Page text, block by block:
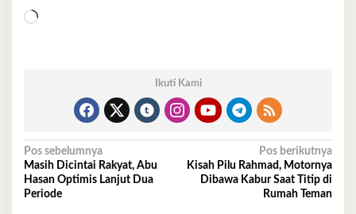
Memuat...
Ikuti Kami
Navigasi
pos
Pos sebelumnya
Masih Dicintai Rakyat, Abu
Hasan Optimis Lanjut Dua
Periode
Pos berikutnya
Kisah Pilu Rahmad, Motornya
Dibawa Kabur Saat Titip di
Rumah Teman